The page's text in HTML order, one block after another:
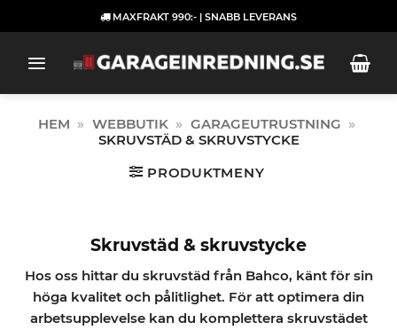
to
MAXFRAKT 990:- | SNABB LEVERANS
HEM » WEBBUTIK » GARAGEUTRUSTNING »
SKRUVSTÄD & SKRUVSTYCKE
PRODUKTMENY
Skruvstäd & skruvstycke
Hos oss hittar du skruvstäd från Bahco, känt för sin
höga kvalitet och pålitlighet. För att optimera din
arbetsupplevelse kan du komplettera skruvstädet